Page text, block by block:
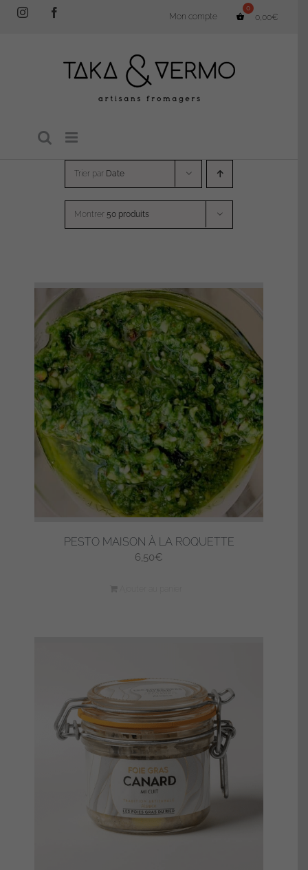
PasserInstagram Mon compte 0,00€
Trier par Date
Montrer 50 produits
PESTO MAISON À LA ROQUETTE
6,50€